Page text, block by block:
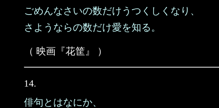
ごめんなさいの数だけうつくしくなり、
さようならの数だけ愛を知る。
（ 映画『花筐』 ）
14.
俳句とはなにか、